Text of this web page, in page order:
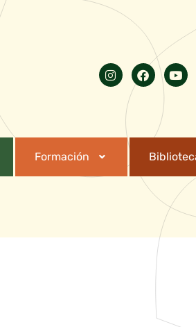
Formación